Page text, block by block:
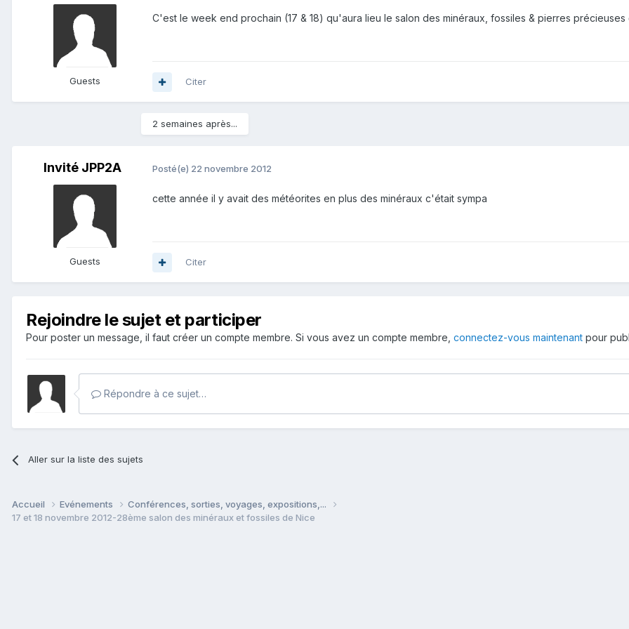
Guests
C'est le week end prochain (17 & 18) qu'aura lieu le salon des minéraux, fossiles & pierres précieuses
Citer
2 semaines après...
Invité JPP2A
Guests
Posté(e) 22 novembre 2012
cette année il y avait des météorites en plus des minéraux c'était sympa
Citer
Rejoindre le sujet et participer
Pour poster un message, il faut créer un compte membre. Si vous avez un compte membre, connectez-vous maintenant pour
Répondre à ce sujet…
Aller sur la liste des sujets
Accueil Evénements
Conférences, sorties, voyages, expositions,...
17 et 18 novembre 2012-28ème salon des minéraux et fossiles de Nice